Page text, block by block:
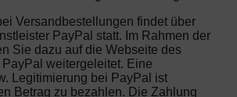
Versandbestellungen findet über
PayPal statt. Im Rahmen der
Sie dazu auf die Webseite des
weitergeleitet. Eine
Legitimierung bei PayPal ist
Betrag zu bezahlen. Die Zahlung